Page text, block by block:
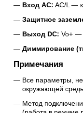
Вход AC: AC/L —
Защитное
Выход DC: Vo+ —
Диммирование
Примечания
Все параметры,
окружающей
Метод